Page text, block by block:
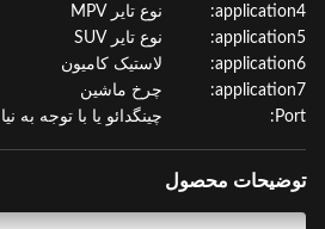
نوع تایر MPV
نوع تایر SUV
لاستیک کامیون
چرخ ماشین
چینگدائو یا با توجه به نیاز
محصول